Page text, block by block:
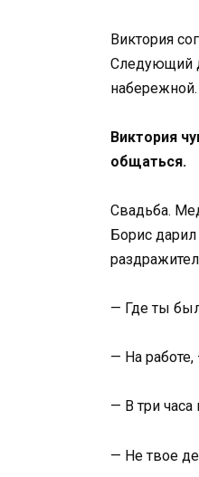
Виктория
Следующий
набережной.
Виктория
общаться.
Свадьба.
Борис
— Где ты
— На работе,
— В три часа
— Не твое